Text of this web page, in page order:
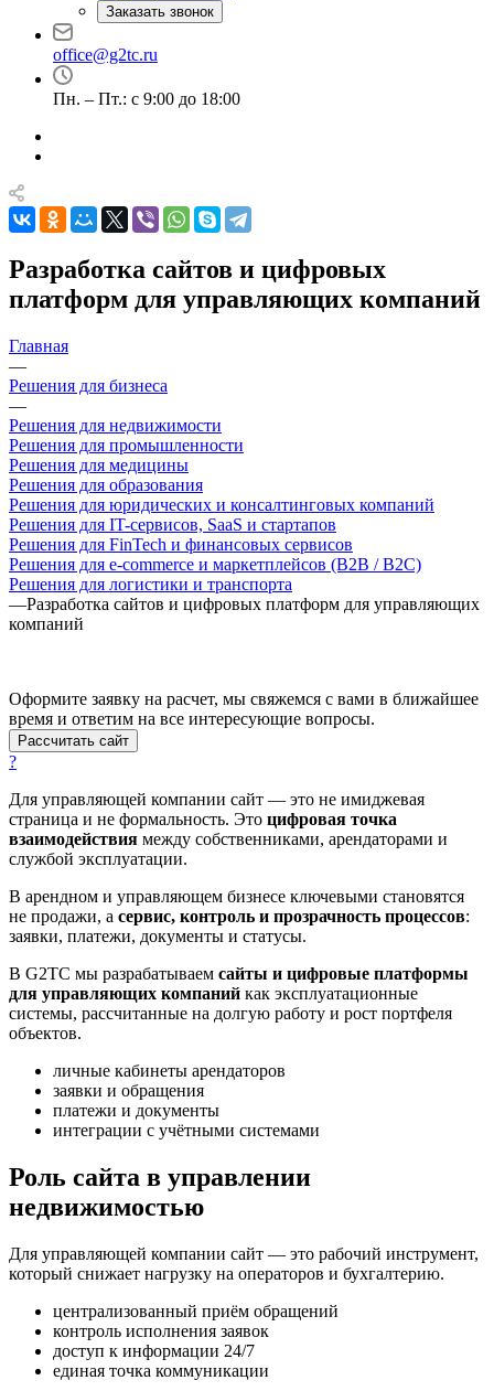
Заказать звонок
office@g2tc.ru
Пн. – Пт.: с 9:00 до 18:00
Разработка сайтов и цифровых
платформ для управляющих компаний
Главная
—
Решения для бизнеса
—
Решения для недвижимости
Решения для промышленности
Решения для медицины
Решения для образования
Решения для юридических и консалтинговых компаний
Решения для IT-сервисов, SaaS и стартапов
Решения для FinTech и финансовых сервисов
Решения для e-commerce и маркетплейсов (B2B / B2C)
Решения для логистики и транспорта
—Разработка сайтов и цифровых платформ для управляющих
компаний
Оформите заявку на расчет, мы свяжемся с вами в ближайшее
время и ответим на все интересующие вопросы.
Рассчитать сайт
?
Для управляющей компании сайт — это не имиджевая
страница и не формальность. Это цифровая точка
взаимодействия между собственниками, арендаторами и
службой эксплуатации.
В арендном и управляющем бизнесе ключевыми становятся
не продажи, а сервис, контроль и прозрачность процессов:
заявки, платежи, документы и статусы.
В G2TC мы разрабатываем сайты и цифровые платформы
для управляющих компаний как эксплуатационные
системы, рассчитанные на долгую работу и рост портфеля
объектов.
личные кабинеты арендаторов
заявки и обращения
платежи и документы
интеграции с учётными системами
Роль сайта в управлении
недвижимостью
Для управляющей компании сайт — это рабочий инструмент,
который снижает нагрузку на операторов и бухгалтерию.
централизованный приём обращений
контроль исполнения заявок
доступ к информации 24/7
единая точка коммуникации